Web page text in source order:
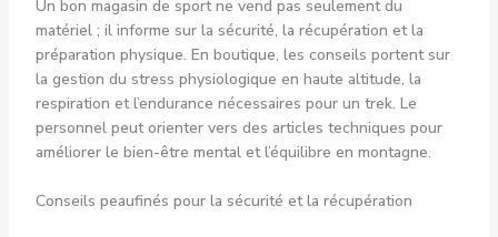
Un bon magasin de sport ne vend pas seulement du
matériel ; il informe sur la sécurité, la récupération et la
préparation physique. En boutique, les conseils portent sur
la gestion du stress physiologique en haute altitude, la
respiration et l’endurance nécessaires pour un trek. Le
personnel peut orienter vers des articles techniques pour
améliorer le bien-être mental et l’équilibre en montagne.
Conseils peaufinés pour la sécurité et la récupération